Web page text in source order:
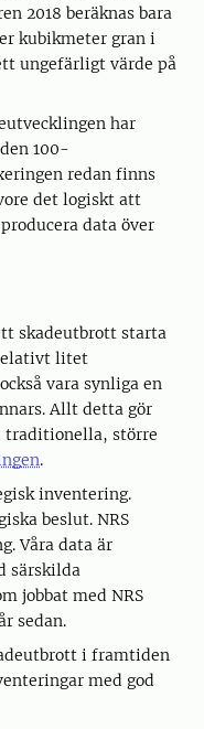
2018 beräknas bara
kubikmeter gran i
ungefärligt värde på
har
100-
redan finns
det logiskt att
data över
skadeutbrott starta
litet
vara synliga en
Allt detta gör
traditionella, större
.
inventering.
beslut. NRS
Våra data är
särskilda
jobbat med NRS
sedan.
i framtiden
med god